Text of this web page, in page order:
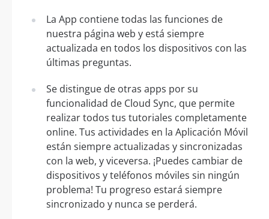
La App contiene todas las funciones de
nuestra página web y está siempre
actualizada en todos los dispositivos con las
últimas preguntas.
Se distingue de otras apps por su
funcionalidad de Cloud Sync, que permite
realizar todos tus tutoriales completamente
online. Tus actividades en la Aplicación Móvil
están siempre actualizadas y sincronizadas
con la web, y viceversa. ¡Puedes cambiar de
dispositivos y teléfonos móviles sin ningún
problema! Tu progreso estará siempre
sincronizado y nunca se perderá.